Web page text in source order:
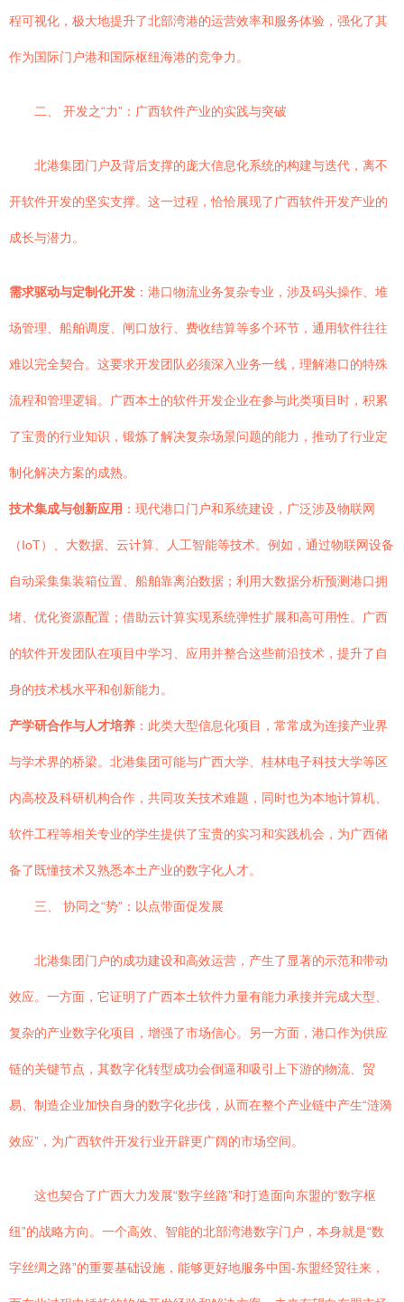
程可视化，极大地提升了北部湾港的运营效率和服务体验，强化了其
作为国际门户港和国际枢纽海港的竞争力。
二、 开发之“力”：广西软件产业的实践与突破
北港集团门户及背后支撑的庞大信息化系统的构建与迭代，离不
开软件开发的坚实支撑。这一过程，恰恰展现了广西软件开发产业的
成长与潜力。
需求驱动与定制化开发 ：港口物流业务复杂专业，涉及码头操作、堆
场管理、船舶调度、闸口放行、费收结算等多个环节，通用软件往往
难以完全契合。这要求开发团队必须深入业务一线，理解港口的特殊
流程和管理逻辑。广西本土的软件开发企业在参与此类项目时，积累
了宝贵的行业知识，锻炼了解决复杂场景问题的能力，推动了行业定
制化解决方案的成熟。
技术集成与创新应用 ：现代港口门户和系统建设，广泛涉及物联网
（IoT）、大数据、云计算、人工智能等技术。例如，通过物联网设备
自动采集集装箱位置、船舶靠离泊数据；利用大数据分析预测港口拥
堵、优化资源配置；借助云计算实现系统弹性扩展和高可用性。广西
的软件开发团队在项目中学习、应用并整合这些前沿技术，提升了自
身的技术栈水平和创新能力。
产学研合作与人才培养 ：此类大型信息化项目，常常成为连接产业界
与学术界的桥梁。北港集团可能与广西大学、桂林电子科技大学等区
内高校及科研机构合作，共同攻关技术难题，同时也为本地计算机、
软件工程等相关专业的学生提供了宝贵的实习和实践机会，为广西储
备了既懂技术又熟悉本土产业的数字化人才。
三、 协同之“势”：以点带面促发展
北港集团门户的成功建设和高效运营，产生了显著的示范和带动
效应。一方面，它证明了广西本土软件力量有能力承接并完成大型、
复杂的产业数字化项目，增强了市场信心。另一方面，港口作为供应
链的关键节点，其数字化转型成功会倒逼和吸引上下游的物流、贸
易、制造企业加快自身的数字化步伐，从而在整个产业链中产生“涟漪
效应”，为广西软件开发行业开辟更广阔的市场空间。
这也契合了广西大力发展“数字丝路”和打造面向东盟的“数字枢
纽”的战略方向。一个高效、智能的北部湾港数字门户，本身就是“数
字丝绸之路”的重要基础设施，能够更好地服务中国-东盟经贸往来，